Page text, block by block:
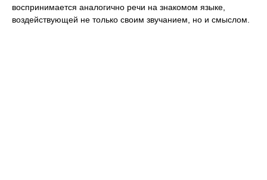
воспринимается аналогично речи на знакомом языке,
воздействующей не только своим звучанием, но и смыслом.